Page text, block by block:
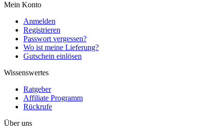
Mein Konto
Anmelden
Registrieren
Passwort vergessen?
Wo ist meine Lieferung?
Gutschein einlösen
Wissenswertes
Ratgeber
Affiliate Programm
Rückrufe
Über uns